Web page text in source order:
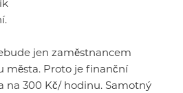
jen zaměstnancem
města. Proto je finanční
na 300 Kč/ hodinu. Samotný